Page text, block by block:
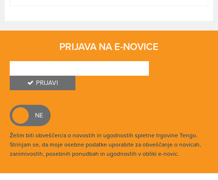
PRIJAVA NA E-NOVICE
PRIJAVI
Želim biti obveščen/a o novostih in ugodnostih spletne trgovine Tengo.
Strinjam se, da moje osebne podatke uporabite za obveščanje o novicah,
zanimivostih, posebnih ponudbah in ugodnostih v obliki e-novic.